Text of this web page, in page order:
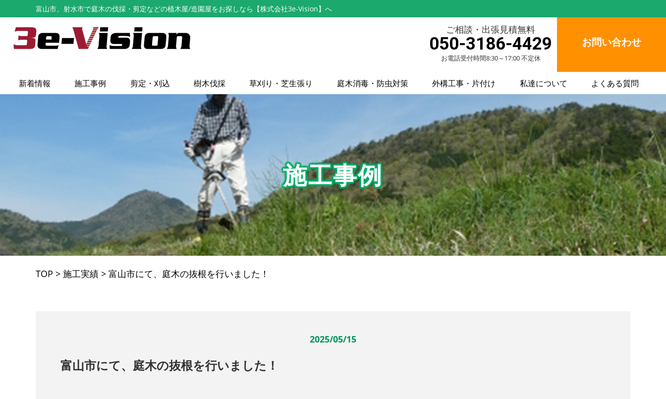
富山市、射水市で庭木の伐採・剪定などの植木屋/造園屋をお探しなら【株式会社3e-Vision】へ
ご相談・出張見積無料
050-3186-4429
お電話受付時間8:30～17:00 不定休
お問い合わせ
新着情報 施工事例 剪定・刈込 樹木伐採 草刈り・芝生張り 庭木消毒・防虫対策 外構工事・片付け 私達について よくある質問
施工事例
TOP > 施工実績 > 富山市にて、庭木の抜根を行いました！
2025/05/15
富山市にて、庭木の抜根を行いました！